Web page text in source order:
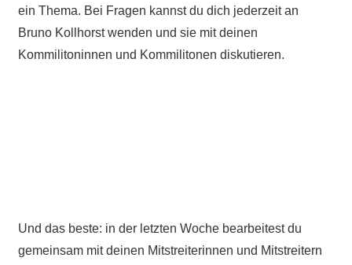
ein Thema. Bei Fragen kannst du dich jederzeit an
Bruno Kollhorst wenden und sie mit deinen
Kommilitoninnen und Kommilitonen diskutieren.
Und das beste: in der letzten Woche bearbeitest du
gemeinsam mit deinen Mitstreiterinnen und Mitstreitern